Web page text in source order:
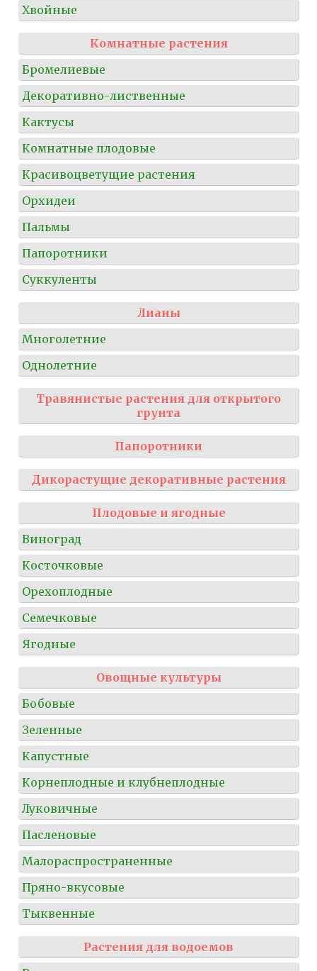
Хвойные
Комнатные растения
Бромелиевые
Декоративно-лиственные
Кактусы
Комнатные плодовые
Красивоцветущие растения
Орхидеи
Пальмы
Папоротники
Суккуленты
Лианы
Многолетние
Однолетние
Травянистые растения для открытого
грунта
Папоротники
Дикорастущие декоративные растения
Плодовые и ягодные
Виноград
Косточковые
Орехоплодные
Семечковые
Ягодные
Овощные культуры
Бобовые
Зеленные
Капустные
Корнеплодные и клубнеплодные
Луковичные
Пасленовые
Малораспространенные
Пряно-вкусовые
Тыквенные
Растения для водоемов